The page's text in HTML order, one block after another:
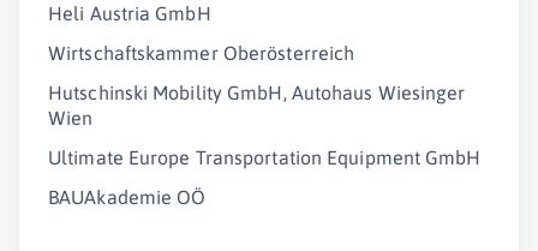
Heli Austria GmbH
Wirtschaftskammer Oberösterreich
Hutschinski Mobility GmbH, Autohaus Wiesinger
Wien
Ultimate Europe Transportation Equipment GmbH
BAUAkademie OÖ